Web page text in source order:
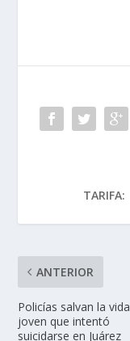
TARIFA:
ANTERIOR
Policías salvan la
joven que intentó
suicidarse en Juárez